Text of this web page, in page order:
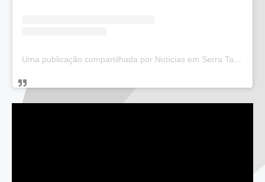
Uma publicação compartilhada por Notícias em Serra Talhada (@bloglucianarego)